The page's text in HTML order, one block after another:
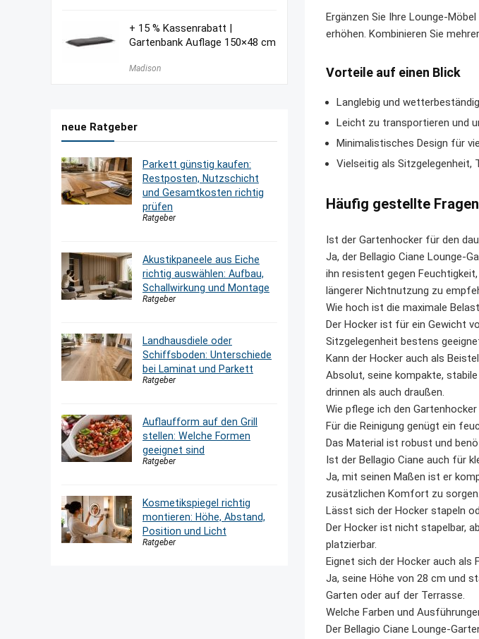
Ergänzen Sie Ihre Lounge-
erhöhen. Kombinieren Sie
Vorteile auf einen Blick
Langlebig und wetterbeständig
Leicht zu transportieren und
Minimalistisches Design für
Vielseitig als Sitzgelegenheit,
Häufig gestellte
Ist der Gartenhocker für den
Ja, der Bellagio Ciane Lounge-
ihn resistent gegen
längerer Nichtnutzung zu
Wie hoch ist die maximale
Der Hocker ist für ein Gewicht
Sitzgelegenheit bestens
Kann der Hocker auch als
Absolut, seine kompakte,
drinnen als auch draußen.
Wie pflege ich den
Für die Reinigung genügt ein
Das Material ist robust und
Ist der Bellagio Ciane auch für
Ja, mit seinen Maßen ist er
zusätzlichen Komfort zu sorgen.
Lässt sich der Hocker stapeln
Der Hocker ist nicht stapelbar,
platzierbar.
Eignet sich der Hocker auch als
Ja, seine Höhe von 28 cm und
Garten oder auf der Terrasse.
Welche Farben und
Der Bellagio Ciane Lounge-
+ 15 % Kassenrabatt |
Gartenbank Auflage 150×48 cm
Madison
neue Ratgeber
Parkett günstig kaufen:
Restposten, Nutzschicht
und Gesamtkosten richtig
prüfen
Ratgeber
Akustikpaneele aus Eiche
richtig auswählen: Aufbau,
Schallwirkung und Montage
Ratgeber
Landhausdiele oder
Schiffsboden: Unterschiede
bei Laminat und Parkett
Ratgeber
Auflaufform auf den Grill
stellen: Welche Formen
geeignet sind
Ratgeber
Kosmetikspiegel richtig
montieren: Höhe, Abstand,
Position und Licht
Ratgeber